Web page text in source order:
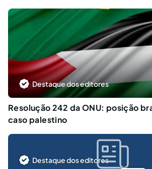
Destaque dos editores
Resolução 242 da ONU: posição
caso palestino
Destaque dos editores